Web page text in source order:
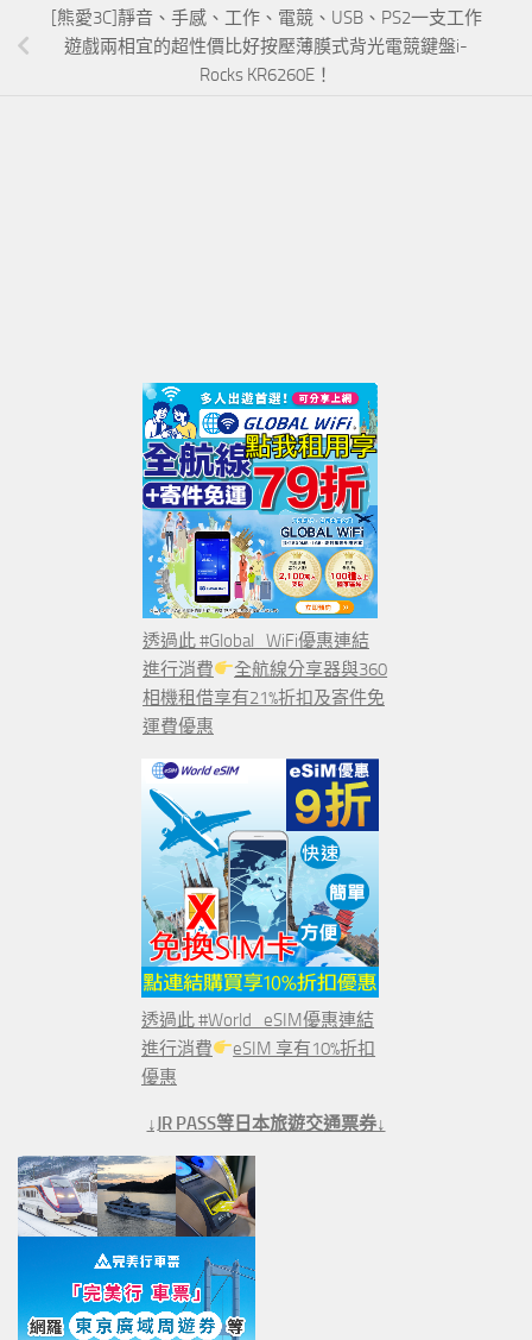
[熊愛3C]靜音、手感、工作、電競、USB、PS2一支工作
遊戲兩相宜的超性價比好按壓薄膜式背光電競鍵盤i-
Rocks KR6260E！
透過此 #Global_WiFi優惠連結
進行消費
全航線分享器與360
相機租借享有21%折扣及寄件免
運費優惠
透過此 #World_eSIM優惠連結
進行消費
eSIM 享有10%折扣
優惠
↓JR PASS等日本旅遊交通票券↓